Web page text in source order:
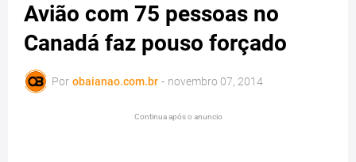
Avião com 75 pessoas no
Canadá faz pouso forçado
Por obaianao.com.br - novembro 07, 2014
Continua após o anuncio